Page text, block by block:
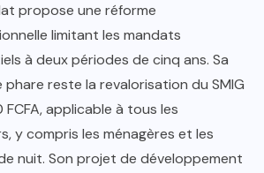
propose une réforme
limitant les mandats
à deux périodes de cinq ans. Sa
phare reste la revalorisation du SMIG
FCFA, applicable à tous les
y compris les ménagères et les
nuit. Son projet de développement